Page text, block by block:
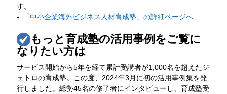
す。
「中小企業海外ビジネス人材育成塾」の詳細ページへ
もっと育成塾の活用事例をご覧に
なりたい方は
サービス開始から5年を経て累計受講者が1,000名を超えたジ
ェトロの育成塾。この度、2024年3月に初の活用事例集を発
行しました。総勢45名の修了者にインタビューし、育成塾受